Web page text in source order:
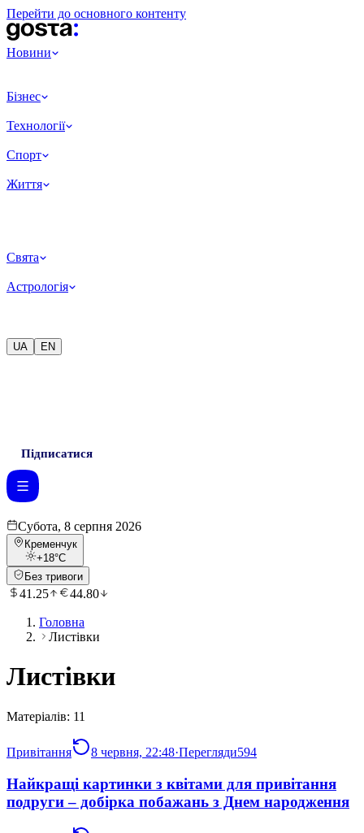
Перейти до основного контенту
Новини
Бізнес
Технології
Спорт
Життя
Свята
Астрологія
UA EN
Підписатися
Субота, 8 серпня 2026
Кременчук
+18°C
Без тривоги
41.25 44.80
Головна
Листівки
Листівки
Матеріалів: 11
Привітання 8 червня, 22:48·Перегляди594
Найкращі картинки з квітами для привітання
подруги – добірка побажань з Днем народження